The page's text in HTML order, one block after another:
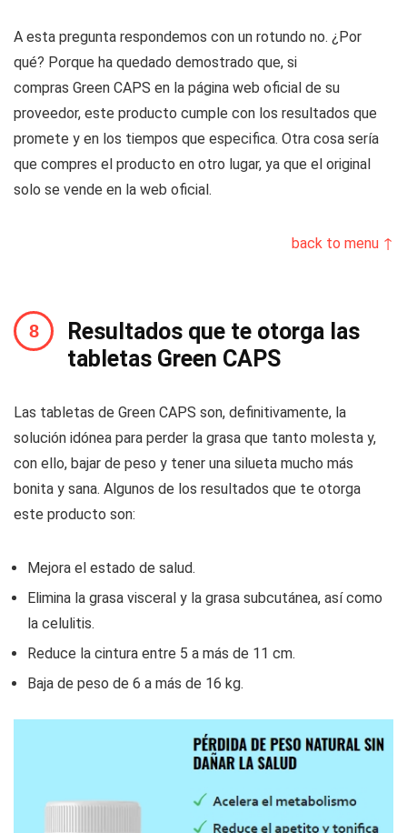
A esta pregunta respondemos con un rotundo no. ¿Por
qué? Porque ha quedado demostrado que, si
compras Green CAPS en la página web oficial de su
proveedor, este producto cumple con los resultados que
promete y en los tiempos que especifica. Otra cosa sería
que compres el producto en otro lugar, ya que el original
solo se vende en la web oficial.
back to menu ↑
Resultados que te otorga las
tabletas Green CAPS
Las tabletas de Green CAPS son, definitivamente, la
solución idónea para perder la grasa que tanto molesta y,
con ello, bajar de peso y tener una silueta mucho más
bonita y sana. Algunos de los resultados que te otorga
este producto son:
Mejora el estado de salud.
Elimina la grasa visceral y la grasa subcutánea, así como
la celulitis.
Reduce la cintura entre 5 a más de 11 cm.
Baja de peso de 6 a más de 16 kg.